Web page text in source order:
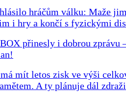
hráčům válku: Maže
i hry a končí s fyzickými
přinesly i dobrou zprávu
má mít letos zisk ve výši
A ty plánuje dál